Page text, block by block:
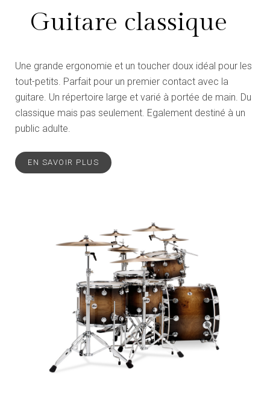
Guitare classique
Une grande ergonomie et un toucher doux idéal pour les
tout-petits. Parfait pour un premier contact avec la
guitare. Un répertoire large et varié à portée de main. Du
classique mais pas seulement. Egalement destiné à un
public adulte.
EN SAVOIR PLUS